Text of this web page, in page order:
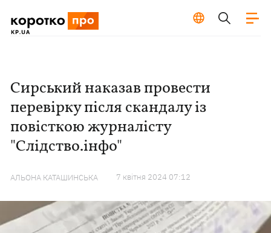
Сирський наказав провести
перевірку після скандалу із
повісткою журналісту
"Слідство.інфо"
АЛЬОНА КАТАШИНСЬКА 7 квiтня 2024 07:12